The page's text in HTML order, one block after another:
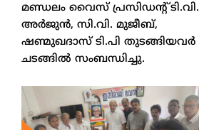
മണ്ഡലം വൈസ് പ്രസിഡന്റ് ടി.വി.
അർജുൻ, സി.വി. മുജീബ്,
ഷണ്മുഖദാസ് ടി.പി തുടങ്ങിയവർ
ചടങ്ങിൽ സംബന്ധിച്ചു.